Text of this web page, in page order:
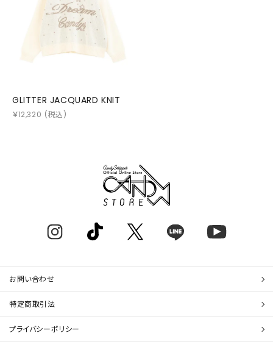
GLITTER JACQUARD KNIT
￥12,320 (税込)
お問い合わせ
特定商取引法
プライバシーポリシー